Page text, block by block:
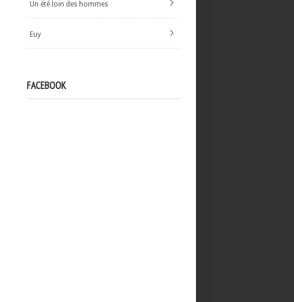
Un été loin des hommes
Euy
FACEBOOK